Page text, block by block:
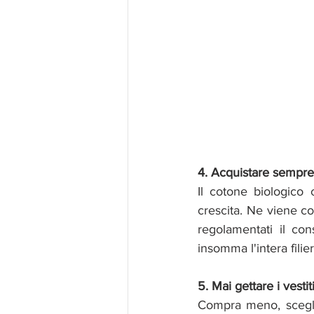
4. Acquistare
Il cotone biologico
crescita. Ne viene
regolamentati il
insomma l'intera
5. Mai gettare i
Compra meno,